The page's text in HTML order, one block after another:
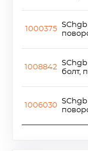
1000375
1008842
1006030
болт,